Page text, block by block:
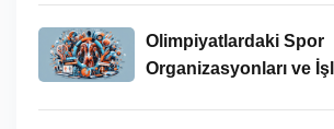
Olimpiyatlardaki Spor
Organizasyonları ve